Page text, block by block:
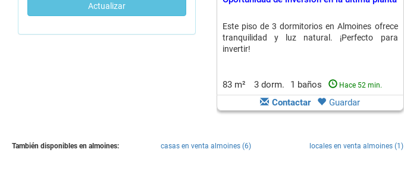
Actualizar
Este piso de 3 dormitorios en Almoines ofrece
tranquilidad y luz natural. ¡Perfecto para
invertir!
83 m² 3 dorm. 1 baños Hace 52 min.
Contactar Guardar
También disponibles en almoines: casas en venta almoines (6) locales en venta almoines (1)